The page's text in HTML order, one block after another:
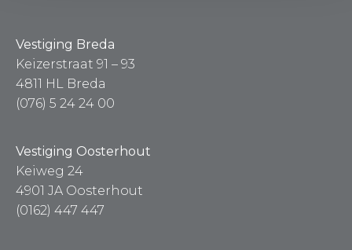
Vestiging Breda
Keizerstraat 91 – 93
4811 HL Breda
(076) 5 24 24 00
Vestiging Oosterhout
Keiweg 24
4901 JA Oosterhout
(0162) 447 447